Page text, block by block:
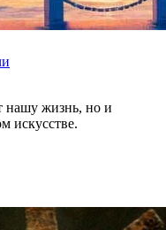
нашу жизнь, но и
искусстве.